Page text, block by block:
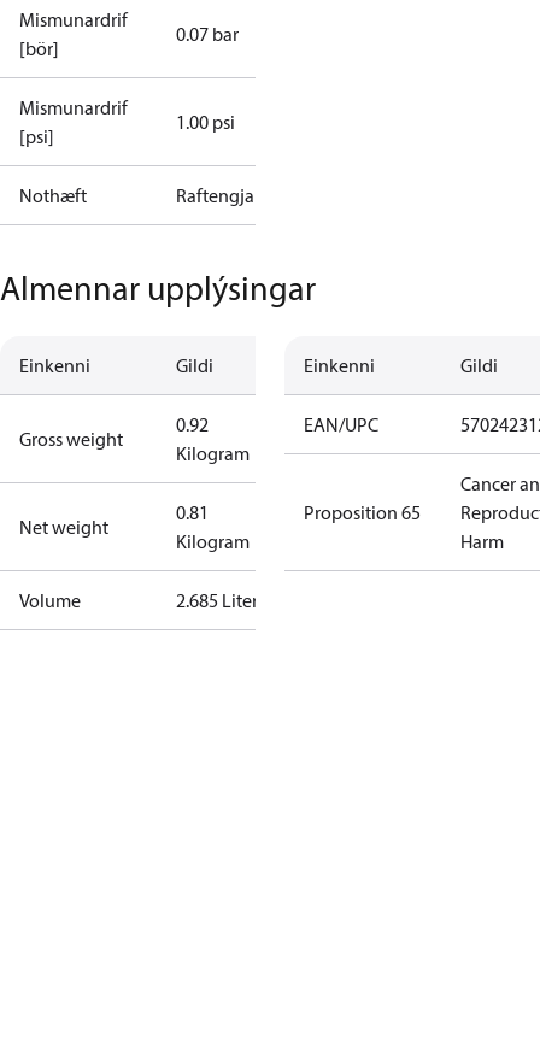
Mismunardrif
[bör]
0.07 bar
Mismunardrif
[psi]
1.00 psi
Nothæft Raftengjakerfi
Almennar upplýsingar
Einkenni Gildi
Gross weight
0.92
Kilogram
Net weight
0.81
Kilogram
Volume 2.685 Liter
Einkenni Gildi
EAN/UPC
Proposition 65
Cancer
Harm